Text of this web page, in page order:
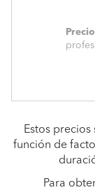
Estos
función de
Para